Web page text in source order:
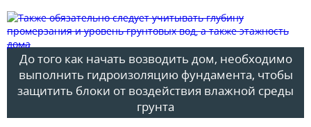
До того как начать возводить дом, необходимо
выполнить гидроизоляцию фундамента, чтобы
защитить блоки от воздействия влажной среды
грунта